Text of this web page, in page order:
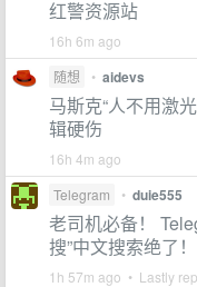
红警资源站
16h 6m ago
随想
• aidevs
马斯克“人不用激
辑硬伤
16h 4m ago
Telegram
• duie555
老司机必备！
搜”中文搜索绝了！
1h 57m ago • Lastly